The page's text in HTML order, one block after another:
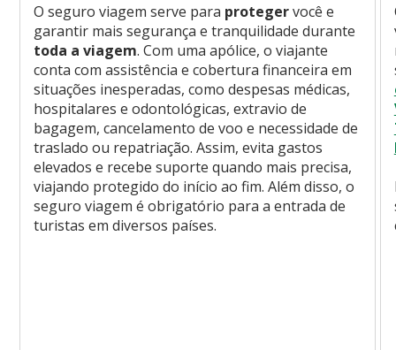
O seguro viagem serve para protegervocê e
garantir mais segurança e tranquilidade durante
toda a viagem. Com uma apólice, o viajante
conta com assistência e cobertura financeira em
situações inesperadas, como despesas médicas,
hospitalares e odontológicas, extravio de
bagagem, cancelamento de voo e necessidade de
traslado ou repatriação. Assim, evita gastos
elevados e recebe suporte quando mais precisa,
viajando protegido do início ao fim. Além disso, o
seguro viagem é obrigatório para a entrada de
turistas em diversos países.